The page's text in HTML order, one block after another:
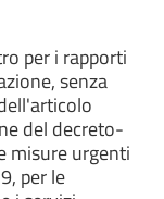
per i rapporti
senza
del decreto-
misure urgenti
per le